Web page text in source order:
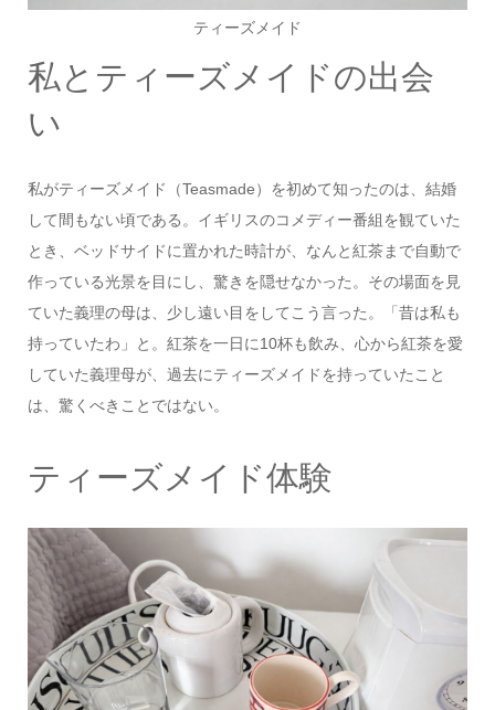
ティーズメイド
私とティーズメイドの出会
い
私がティーズメイド（Teasmade）を初めて知ったのは、結婚
して間もない頃である。イギリスのコメディー番組を観ていた
とき、ベッドサイドに置かれた時計が、なんと紅茶まで自動で
作っている光景を目にし、驚きを隠せなかった。その場面を見
ていた義理の母は、少し遠い目をしてこう言った。「昔は私も
持っていたわ」と。紅茶を一日に10杯も飲み、心から紅茶を愛
していた義理母が、過去にティーズメイドを持っていたこと
は、驚くべきことではない。
ティーズメイド体験